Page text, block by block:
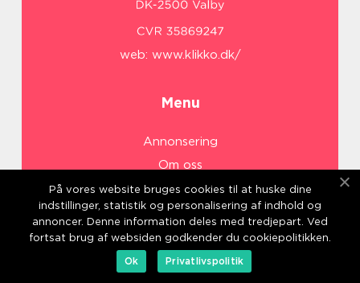
web: www.klikko.dk/
Menu
Annonsering
Om oss
Cookies
Kontakta oss
Sitemap
På vores website bruges cookies til at huske dine
indstillinger, statistik og personalisering af indhold og
annoncer. Denne information deles med tredjepart. Ved
fortsat brug af websiden godkender du cookiepolitikken.
Ok
Privatlivspolitik